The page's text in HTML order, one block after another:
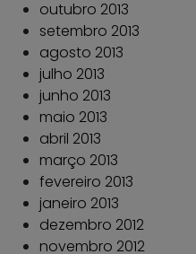
outubro 2013
setembro 2013
agosto 2013
julho 2013
junho 2013
maio 2013
abril 2013
março 2013
fevereiro 2013
janeiro 2013
dezembro 2012
novembro 2012